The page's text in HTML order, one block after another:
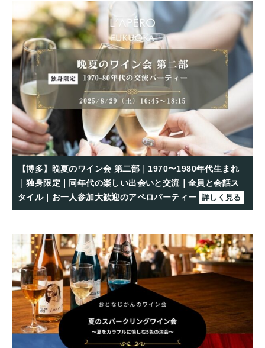
【博多】晩夏のワイン会 第二部｜1970〜1980年代生まれ
｜独身限定｜同年代の楽しい出会いと交流｜全員と会話ス
タイル｜お一人参加大歓迎のアペロパーティー 詳しく見る